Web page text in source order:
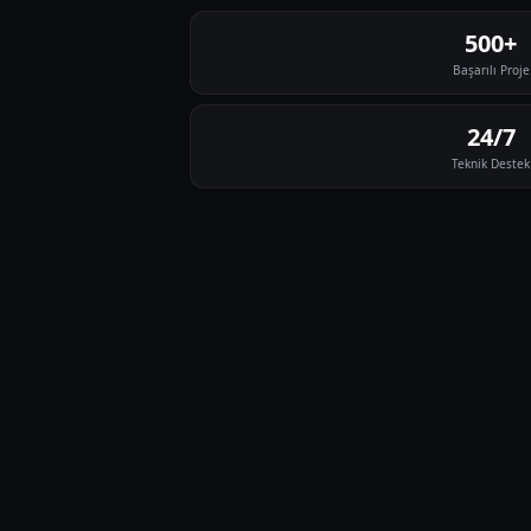
500+
Başarılı Proje
24/7
Teknik Destek